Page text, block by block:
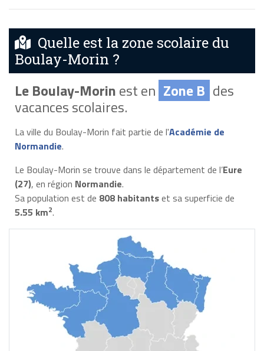
Quelle est la zone scolaire du
Boulay-Morin ?
Le Boulay-Morinest en Zone B des
vacances scolaires.
La ville du Boulay-Morin fait partie de l'Académie de
Normandie.
Le Boulay-Morin se trouve dans le département de l’Eure
(27), en région Normandie.
Sa population est de 808 habitantset sa superficie de
5.55 km2.